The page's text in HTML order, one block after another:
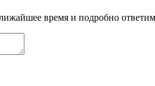
время и подробно